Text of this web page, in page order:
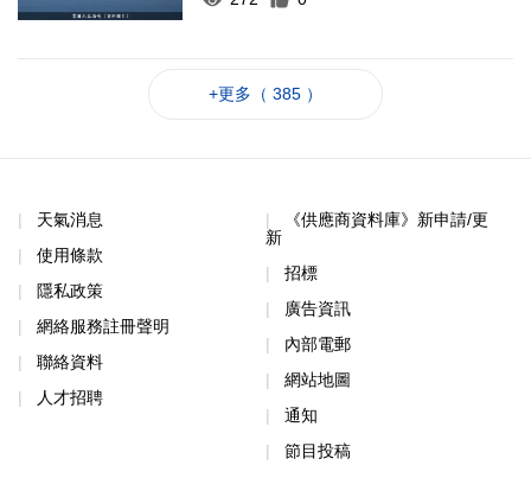
+更多（ 385 ）
天氣消息
使用條款
隱私政策
網絡服務註冊聲明
聯絡資料
人才招聘
《供應商資料庫》新申請/更
新
招標
廣告資訊
內部電郵
網站地圖
通知
節目投稿